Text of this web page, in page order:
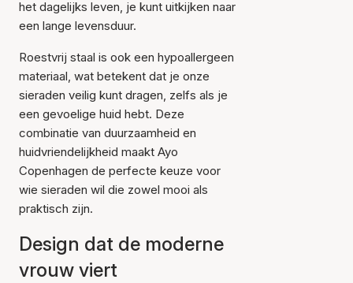
het dagelijks leven, je kunt uitkijken naar
een lange levensduur.
Roestvrij staal is ook een hypoallergeen
materiaal, wat betekent dat je onze
sieraden veilig kunt dragen, zelfs als je
een gevoelige huid hebt. Deze
combinatie van duurzaamheid en
huidvriendelijkheid maakt Ayo
Copenhagen de perfecte keuze voor
wie sieraden wil die zowel mooi als
praktisch zijn.
Design dat de moderne
vrouw viert